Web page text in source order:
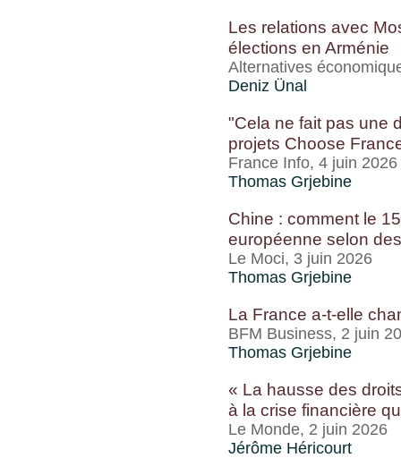
Les relations avec
élections en Arménie
Alternatives
Deniz Ünal
"Cela ne fait pas une
projets Choose
France Info, 4 juin 2026
Thomas Grjebine
Chine : comment le
européenne selon
Le Moci, 3 juin 2026
Thomas Grjebine
La France a-t-elle
BFM Business, 2 juin
Thomas Grjebine
« La hausse des
à la crise financière
Le Monde, 2 juin 2026
Jérôme Héricourt